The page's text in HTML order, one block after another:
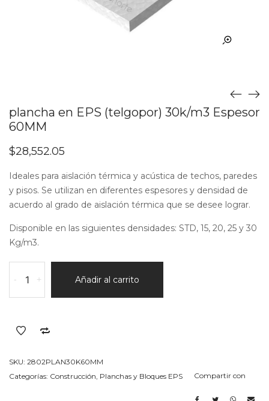
plancha en EPS (telgopor) 30k/m3 Espesor
60MM
$28,552.05
Ideales para aislación térmica y acústica de techos, paredes
y pisos. Se utilizan en diferentes espesores y densidad de
acuerdo al grado de aislación térmica que se desee lograr.
Disponible en las siguientes densidades: STD, 15, 20, 25 y 30
Kg/m3.
-
en
EPS
30k/m3
+ Añadir al carrito
SKU: 2802PLAN30K60MM
Categorías: Construcción Planchas y Bloques EPS Compartir con